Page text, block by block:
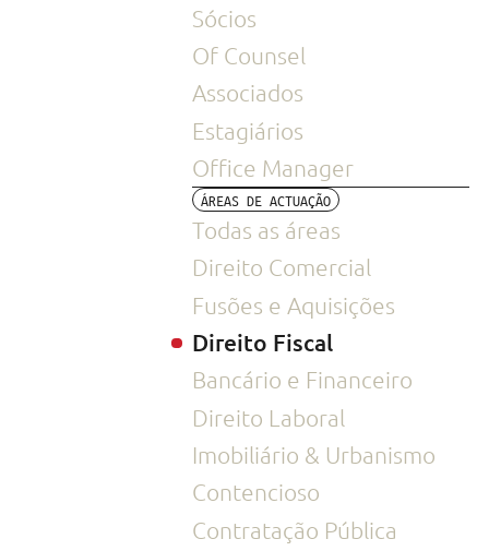
Sócios
Of Counsel
Associados
Estagiários
Office Manager
ÁREAS DE ACTUAÇÃO
Todas as áreas
Direito Comercial
Fusões e Aquisições
Direito Fiscal
Bancário e Financeiro
Direito Laboral
Imobiliário & Urbanismo
Contencioso
Contratação Pública